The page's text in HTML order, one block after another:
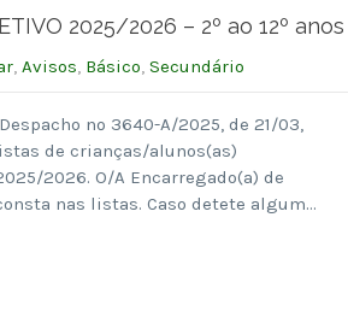
2025/2026 – 2º ao 12º anos
, Avisos, Básico, Secundário
nº 3640-A/2025, de 21/03,
de crianças/alunos(as)
2026. O/A Encarregado(a) de
nas listas. Caso detete algum…